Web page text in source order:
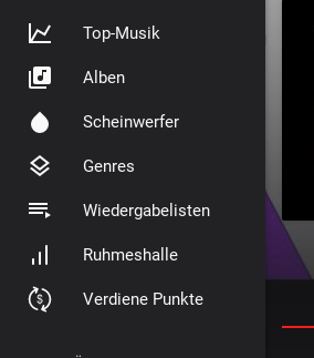
Top-Musik
Alben
Scheinwerfer
Genres
Wiedergabelisten
Ruhmeshalle
Verdiene Punkte